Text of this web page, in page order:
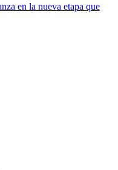
en la nueva etapa que